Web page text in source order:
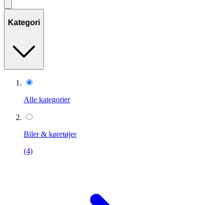
Kategori
Alle kategorier
Biler & køretøjer
(4)